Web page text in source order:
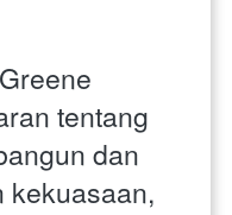
Greene
tentang
dan
kekuasaan,